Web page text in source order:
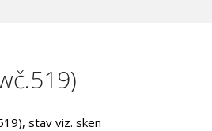
stav viz. sken